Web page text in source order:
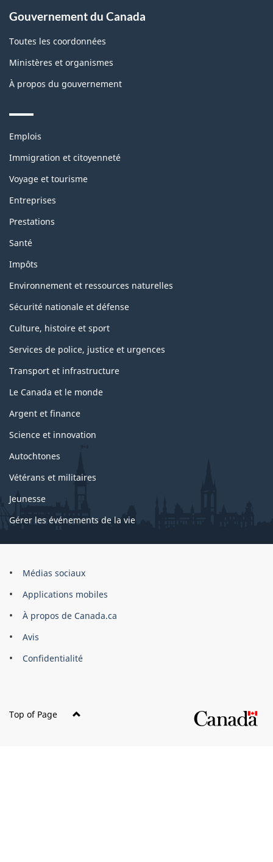
Gouvernement du Canada
Toutes les coordonnées
Ministères et organismes
À propos du gouvernement
Themes
topics
Emplois
Immigration et citoyenneté
Voyage et tourisme
Entreprises
Prestations
Santé
Impôts
Environnement et ressources naturelles
Sécurité nationale et défense
Culture, histoire et sport
Services de police, justice et urgences
Transport et infrastructure
Le Canada et le monde
Argent et finance
Science et innovation
Autochtones
Vétérans et militaires
Jeunesse
Gérer les événements de la vie
Organisation
gouvernement
du
Canada
Médias sociaux
Applications mobiles
À propos de Canada.ca
Avis
Confidentialité
Top of Page